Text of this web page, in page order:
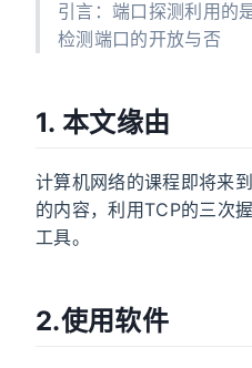
引言：端口探测利用的
检测端口的开放与否
1. 本文缘由
计算机网络的课程即将来
的内容，利用TCP的三次
工具。
2.使用软件